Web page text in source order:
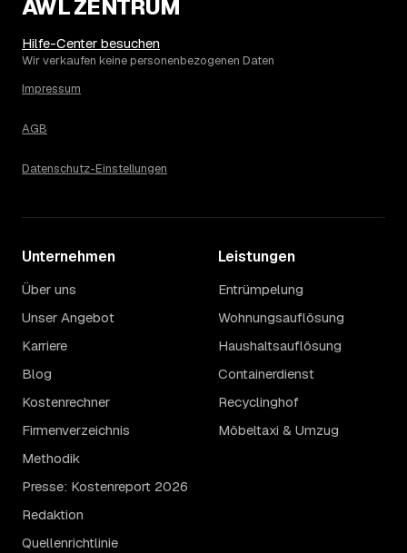
AWL ZENTRUM
Hilfe-Center besuchen
Wir verkaufen keine personenbezogenen Daten
Impressum
AGB
Datenschutz-Einstellungen
Unternehmen
Über uns
Unser Angebot
Karriere
Blog
Kostenrechner
Firmenverzeichnis
Methodik
Presse: Kostenreport 2026
Redaktion
Quellenrichtlinie
Leistungen
Entrümpelung
Wohnungsauflösung
Haushaltsauflösung
Containerdienst
Recyclinghof
Möbeltaxi & Umzug